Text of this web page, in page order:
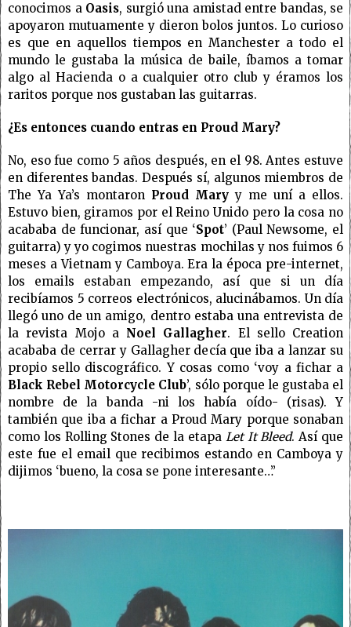
conocimos a Oasis, surgió una amistad entre bandas, se
apoyaron mutuamente y dieron bolos juntos. Lo curioso
es que en aquellos tiempos en Manchester a todo el
mundo le gustaba la música de baile, íbamos a tomar
algo al Hacienda o a cualquier otro club y éramos los
raritos porque nos gustaban las guitarras.
¿Es entonces cuando entras en Proud Mary?
No, eso fue como 5 años después, en el 98. Antes estuve
en diferentes bandas. Después sí, algunos miembros de
The Ya Ya’s montaron Proud Mary y me uní a ellos.
Estuvo bien, giramos por el Reino Unido pero la cosa no
acababa de funcionar, así que ‘Spot’ (Paul Newsome, el
guitarra) y yo cogimos nuestras mochilas y nos fuimos 6
meses a Vietnam y Camboya. Era la época pre-internet,
los emails estaban empezando, así que si un día
recibíamos 5 correos electrónicos, alucinábamos. Un día
llegó uno de un amigo, dentro estaba una entrevista de
la revista Mojo a Noel Gallagher. El sello Creation
acababa de cerrar y Gallagher decía que iba a lanzar su
propio sello discográfico. Y cosas como ‘voy a fichar a
Black Rebel Motorcycle Club’, sólo porque le gustaba el
nombre de la banda -ni los había oído- (risas). Y
también que iba a fichar a Proud Mary porque sonaban
como los Rolling Stones de la etapa Let It Bleed. Así que
este fue el email que recibimos estando en Camboya y
dijimos ‘bueno, la cosa se pone interesante…”